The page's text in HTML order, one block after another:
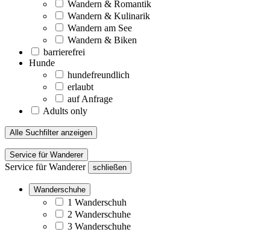
Wandern & Romantik
Wandern & Kulinarik
Wandern am See
Wandern & Biken
barrierefrei
Hunde
hundefreundlich
erlaubt
auf Anfrage
Adults only
Alle Suchfilter anzeigen
Service für Wanderer
Service für Wanderer schließen
Wanderschuhe
1 Wanderschuh
2 Wanderschuhe
3 Wanderschuhe